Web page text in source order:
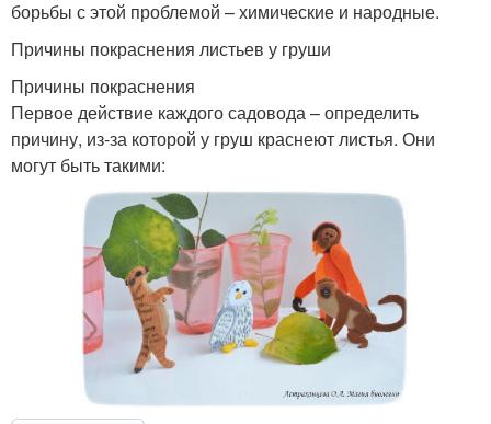
борьбы с этой проблемой – химические и народные.
Причины покраснения листьев у груши
Причины покраснения
Первое действие каждого садовода – определить
причину, из-за которой у груш краснеют листья. Они
могут быть такими: